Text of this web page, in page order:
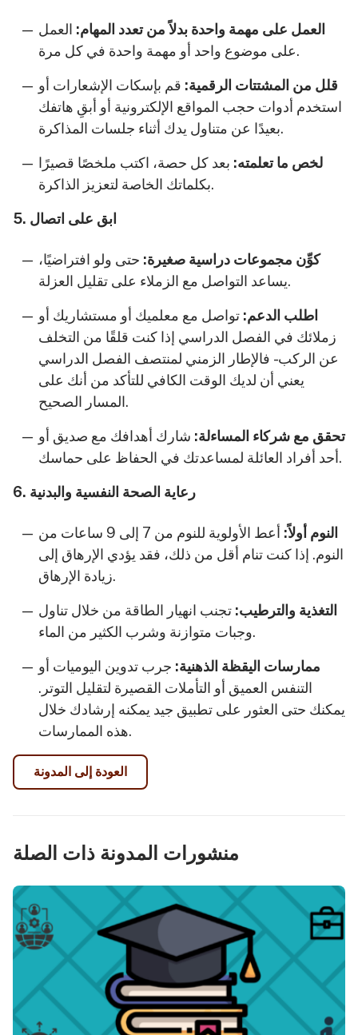
العمل على مهمة واحدة بدلاً من تعدد المهام: العمل
على موضوع واحد أو مهمة واحدة في كل مرة.
قلل من المشتتات الرقمية: قم بإسكات الإشعارات أو
استخدم أدوات حجب المواقع الإلكترونية أو أبقِ هاتفك
بعيدًا عن متناول يدك أثناء جلسات المذاكرة.
لخص ما تعلمته: بعد كل حصة، اكتب ملخصًا قصيرًا
بكلماتك الخاصة لتعزيز الذاكرة.
5. ابق على اتصال
كوِّن مجموعات دراسية صغيرة: حتى ولو افتراضيًا،
يساعد التواصل مع الزملاء على تقليل العزلة.
اطلب الدعم: تواصل مع معلميك أو مستشاريك أو
زملائك في الفصل الدراسي إذا كنت قلقًا من التخلف
عن الركب - فالإطار الزمني لمنتصف الفصل الدراسي
يعني أن لديك الوقت الكافي للتأكد من أنك على
المسار الصحيح.
تحقق مع شركاء المساءلة: شارك أهدافك مع صديق أو
أحد أفراد العائلة لمساعدتك في الحفاظ على حماسك.
6. رعاية الصحة النفسية والبدنية
النوم أولاً:
أعط الأولوية للنوم من 7 إلى 9 ساعات من
النوم. إذا كنت تنام أقل من ذلك، فقد يؤدي الإرهاق إلى
زيادة الإرهاق.
التغذية والترطيب: تجنب انهيار الطاقة من خلال تناول
وجبات متوازنة وشرب الكثير من الماء.
ممارسات اليقظة الذهنية: جرب تدوين اليوميات أو
التنفس العميق أو التأملات القصيرة لتقليل التوتر.
يمكنك حتى العثور على تطبيق جيد يمكنه إرشادك خلال
هذه الممارسات.
العودة إلى المدونة
منشورات المدونة ذات الصلة